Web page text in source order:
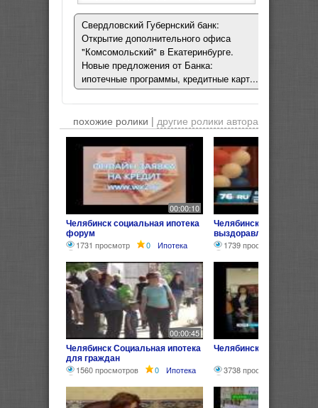
Свердловский Губернский банк:
Открытие дополнительного офиса
"Комсомольский" в Екатеринбурге.
Новые предложения от Банка:
ипотечные программы, кредитные карт...
похожие ролики | другие ролики автора
00:00:10
Челябинск социальная ипотека
форум
1731 просмотр 0 Ипотека
Челябинск: социальная
выздоравливает
1739 просмотров
00:00:45
Челябинск Социальная ипотека
для граждан
1560 просмотров 0 Ипотека
Челябинск Социальная
3738 просмотров